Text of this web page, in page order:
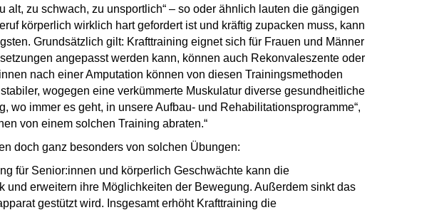
alt, zu schwach, zu unsportlich“ – so oder ähnlich lauten die gängigen
körperlich wirklich hart gefordert ist und kräftig zupacken muss, kann
Grundsätzlich gilt: Krafttraining eignet sich für Frauen und Männer
angepasst werden kann, können auch Rekonvaleszente oder
nach einer Amputation können von diesen Trainingsmethoden
wogegen eine verkümmerte Muskulatur diverse gesundheitliche
wo immer es geht, in unsere Aufbau- und Rehabilitationsprogramme“,
von einem solchen Training abraten.“
doch ganz besonders von solchen Übungen:
für Senior:innen und körperlich Geschwächte kann die
erweitern ihre Möglichkeiten der Bewegung. Außerdem sinkt das
gestützt wird. Insgesamt erhöht Krafttraining die